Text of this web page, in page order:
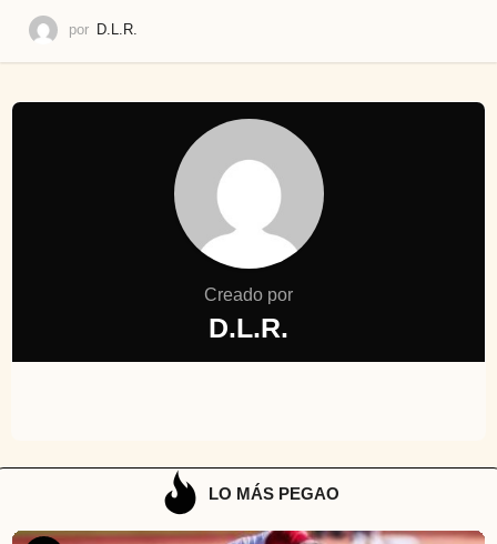
por D.L.R.
Creado por
D.L.R.
LO MÁS PEGAO